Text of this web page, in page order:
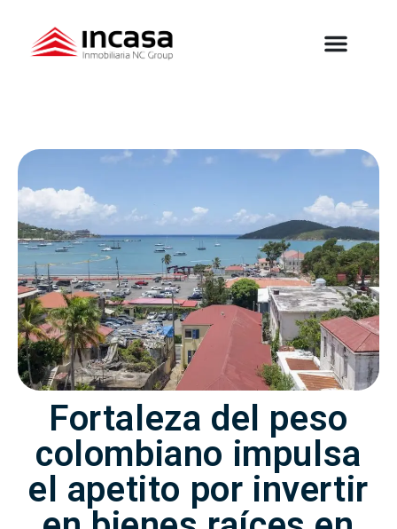
Fortaleza del peso
colombiano impulsa
el apetito por invertir